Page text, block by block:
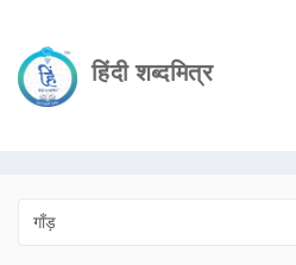
हिंदी शब्दमित्र